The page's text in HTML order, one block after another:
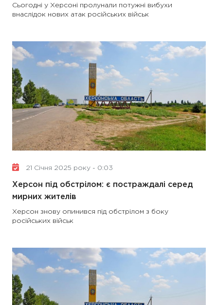
Сьогодні у Херсоні пролунали потужні вибухи
внаслідок нових атак російських військ
21 Січня 2025 року - 0:03
Херсон під обстрілом: є постраждалі серед
мирних жителів
Херсон знову опинився під обстрілом з боку
російських військ